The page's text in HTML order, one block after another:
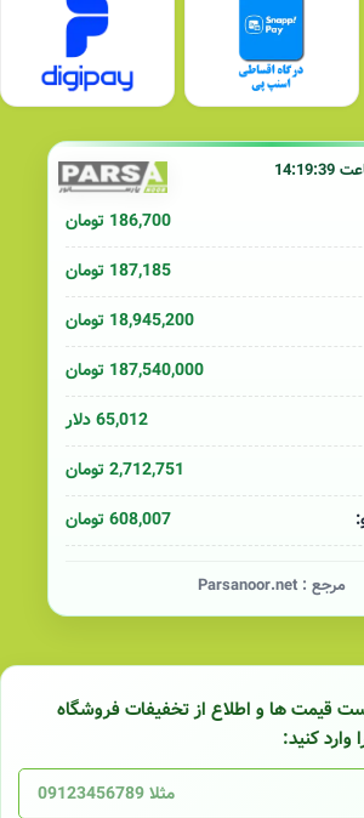
186,700 تومان
187,185 تومان
18,945,200 تومان
187,540,000 تومان
65,012 دلار
2,712,751 تومان
608,007 تومان
مرجع : Parsanoor.net
قیمت ها و اطلاع از تخفیفات فروشگاه
وارد کنید: